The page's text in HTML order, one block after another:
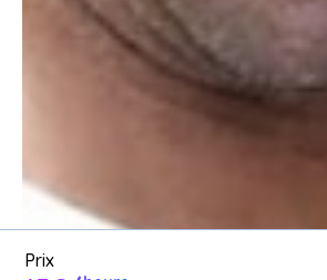
Prix
Demande un
bricolage entre
proposer mes
bricolage.